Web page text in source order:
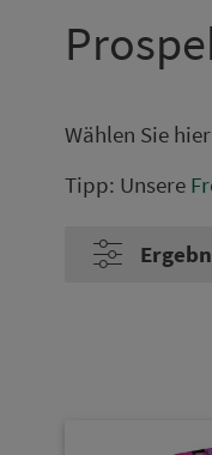
Wählen Sie
Tipp: Unsere